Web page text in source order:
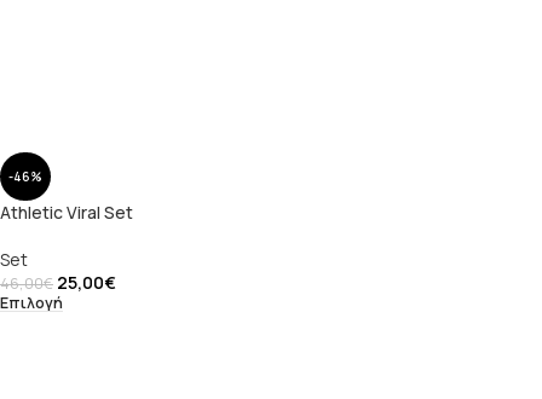
-46%
Athletic Viral Set
Set
46,00€ 25,00€
Επιλογή